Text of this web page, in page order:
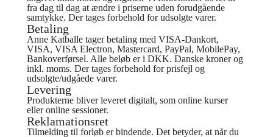
fra dag til dag at ændre i priserne uden forudgående
samtykke. Der tages forbehold for udsolgte varer.
Betaling
Anne Katballe tager betaling med VISA-Dankort,
VISA, VISA Electron, Mastercard, PayPal, MobilePay,
Bankoverførsel. Alle beløb er i DKK. Danske kroner og
inkl. moms. Der tages forbehold for prisfejl og
udsolgte/udgåede varer.
Levering
Produkterne bliver leveret digitalt, som online kurser
eller online sessioner.
Reklamationsret
Tilmelding til forløb er bindende. Det betyder, at når du